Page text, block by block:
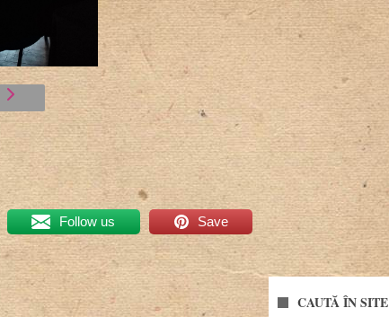
Follow us Save
CAUTĂ ÎN SITE